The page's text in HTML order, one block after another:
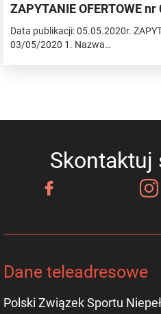
ZAPYTANIE OFERTOWE
Data publikacji: 05.05.2020r.
03/05/2020 1. Nazwa…
Skontaktuj
Dane teleadresowe
Polski Związek Sportu